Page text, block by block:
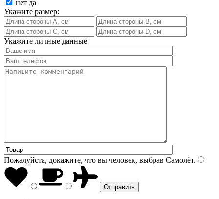
нет да
Укажите размер:
Укажите личные данные:
Пожалуйста, докажите, что вы человек, выбрав Самолёт.